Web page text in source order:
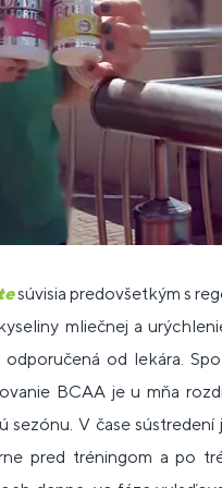
súvisia predovšetkým s
mliečnej a
od lekára.
BCAA je u mňa
V čase
pred tréningom a po